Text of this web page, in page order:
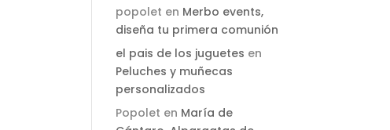
popolet en Merbo events,
diseña tu primera comunión
el pais de los juguetes en
Peluches y muñecas
personalizados
Popolet en María de